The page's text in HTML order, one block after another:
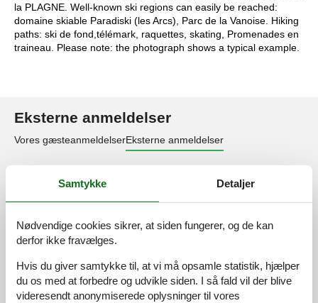
la PLAGNE. Well-known ski regions can easily be reached:
domaine skiable Paradiski (les Arcs), Parc de la Vanoise. Hiking
paths: ski de fond,télémark, raquettes, skating, Promenades en
traineau. Please note: the photograph shows a typical example.
Eksterne anmeldelser
Vores gæsteanmeldelserEksterne anmeldelser
4,0
Adgangsvej:
Køkken:
4,0
Beliggenhed:
Samtykke Detaljer
Nødvendige cookies sikrer, at siden fungerer, og de kan
derfor ikke fravælges.
Hvis du giver samtykke til, at vi må opsamle statistik, hjælper
du os med at forbedre og udvikle siden. I så fald vil der blive
videresendt anonymiserede oplysninger til vores